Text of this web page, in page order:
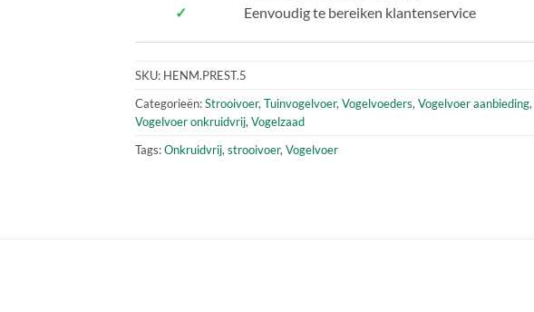
✓
Eenvoudig te bereiken klantenservice
SKU: HENM.PREST.5
Categorieën:Strooivoer,Tuinvogelvoer,Vogelvoeders,Vogelvoer aanbieding,
Vogelvoer onkruidvrij,Vogelzaad
Tags:Onkruidvrij,strooivoer,Vogelvoer